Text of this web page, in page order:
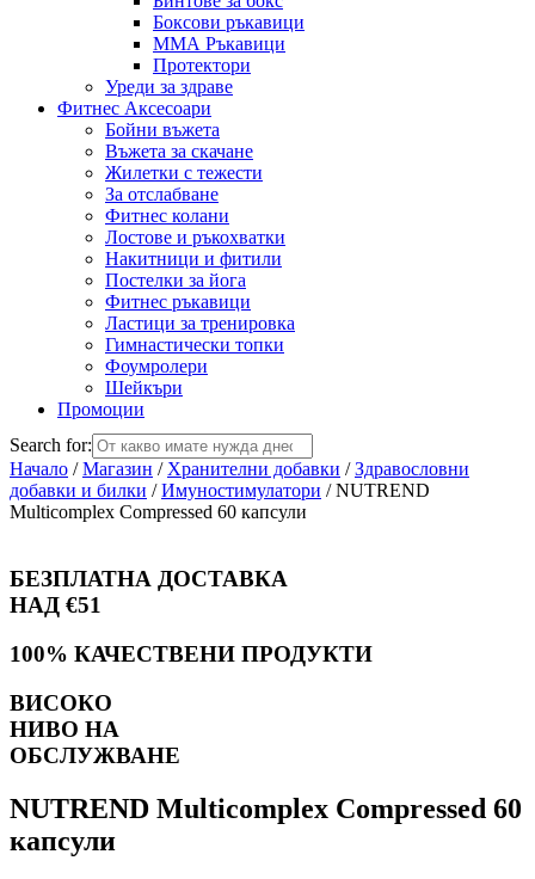
Боксови ръкавици
ММА Ръкавици
Протектори
Уреди за здраве
Фитнес Аксесоари
Бойни въжета
Въжета за скачане
Жилетки с тежести
За отслабване
Фитнес колани
Лостове и ръкохватки
Накитници и фитили
Постелки за йога
Фитнес ръкавици
Ластици за тренировка
Гимнастически топки
Фоумролери
Шейкъри
Промоции
Search for:
Начало /Магазин / Хранителни добавки /Здравословни
добавки и билки /Имуностимулатори / NUTREND
Multicomplex Compressed 60 капсули
БЕЗПЛАТНА ДОСТАВКА
НАД €51
100% КАЧЕСТВЕНИ ПРОДУКТИ
ВИСОКО
НИВО НА
ОБСЛУЖВАНЕ
NUTREND Multicomplex Compressed 60
капсули